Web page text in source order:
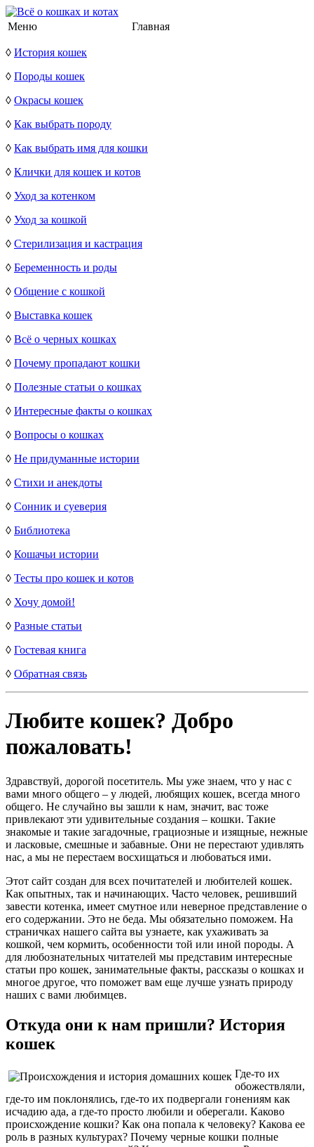
Меню Главная
◊ История кошек
◊ Породы кошек
◊ Окрасы кошек
◊ Как выбрать породу
◊ Как выбрать имя для кошки
◊ Клички для кошек и котов
◊ Уход за котенком
◊ Уход за кошкой
◊ Стерилизация и кастрация
◊ Беременность и роды
◊ Общение с кошкой
◊ Выставка кошек
◊ Всё о черных кошках
◊ Почему пропадают кошки
◊ Полезные статьи о кошках
◊ Интересные факты о кошках
◊ Вопросы о кошках
◊ Не придуманные истории
◊ Стихи и анекдоты
◊ Сонник и суеверия
◊ Библиотека
◊ Кошачьи истории
◊ Тесты про кошек и котов
◊ Хочу домой!
◊ Разные статьи
◊ Гостевая книга
◊ Обратная связь
Любите кошек? Добро
пожаловать!
Здравствуй, дорогой посетитель. Мы уже знаем, что у нас с
вами много общего – у людей, любящих кошек, всегда много
общего. Не случайно вы зашли к нам, значит, вас тоже
привлекают эти удивительные создания – кошки. Такие
знакомые и такие загадочные, грациозные и изящные, нежные
и ласковые, смешные и забавные. Они не перестают удивлять
нас, а мы не перестаем восхищаться и любоваться ими.
Этот сайт создан для всех почитателей и любителей кошек.
Как опытных, так и начинающих. Часто человек, решивший
завести котенка, имеет смутное или неверное представление о
его содержании. Это не беда. Мы обязательно поможем. На
страничках нашего сайта вы узнаете, как ухаживать за
кошкой, чем кормить, особенности той или иной породы. А
для любознательных читателей мы представим интересные
статьи про кошек, занимательные факты, рассказы о кошках и
многое другое, что поможет вам еще лучше узнать природу
наших с вами любимцев.
Откуда они к нам пришли? История
кошек
Где-то их
обожествляли,
где-то им поклонялись, где-то их подвергали гонениям как
исчадию ада, а где-то просто любили и оберегали. Каково
происхождение кошки? Как она попала к человеку? Какова ее
роль в разных культурах? Почему черные кошки полные